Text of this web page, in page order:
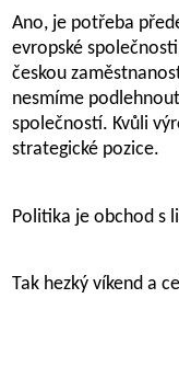
Ano, je potřeba
evropské
českou
nesmíme
společností. Kvůli
strategické pozice.
Politika je obchod s
Tak hezký víkend a